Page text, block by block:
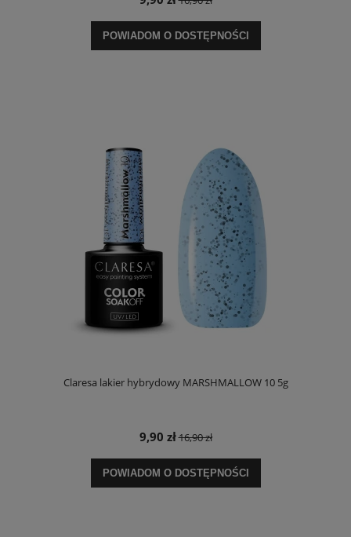
POWIADOM O DOSTĘPNOŚCI
Claresa lakier hybrydowy MARSHMALLOW 10 5g
9,90 zł16,90 zł
POWIADOM O DOSTĘPNOŚCI